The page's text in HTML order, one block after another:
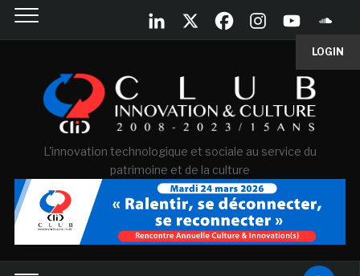
LOGIN
L'innovation technologique et sociale au service du
patrimoine et de la culture